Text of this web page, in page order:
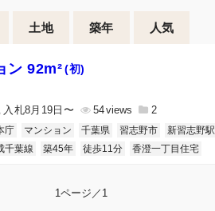
土地 築年 人気
ン 92m² (初)
入札8月19日〜 54 2
庁 マンション 千葉県 習志野市 新習志野駅
千葉線 築45年 徒歩11分 香澄一丁目住宅
1ページ／1